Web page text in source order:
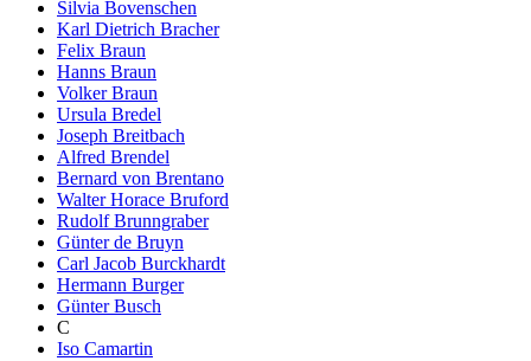
Silvia Bovenschen
Karl Dietrich Bracher
Felix Braun
Hanns Braun
Volker Braun
Ursula Bredel
Joseph Breitbach
Alfred Brendel
Bernard von Brentano
Walter Horace Bruford
Rudolf Brunngraber
Günter de Bruyn
Carl Jacob Burckhardt
Hermann Burger
Günter Busch
C
Iso Camartin